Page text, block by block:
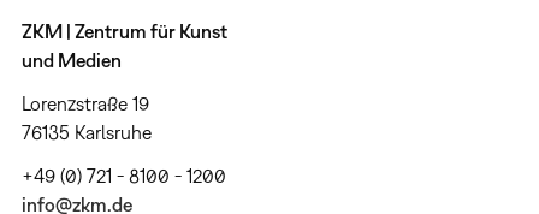
ZKM | Zentrum für Kunst
und Medien
Lorenzstraße 19
76135 Karlsruhe
+49 (0) 721 - 8100 - 1200
info@zkm.de